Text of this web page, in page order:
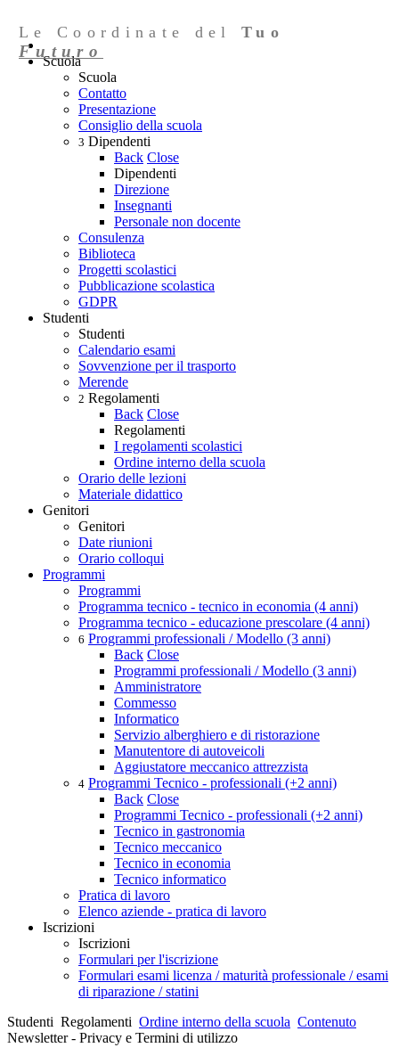
Le Coordinate delTuo
Futuro
Scuola
Scuola
Contatto
Presentazione
Consiglio della scuola
3 Dipendenti
Back Close
Dipendenti
Direzione
Insegnanti
Personale non docente
Consulenza
Biblioteca
Progetti scolastici
Pubblicazione scolastica
GDPR
Studenti
Studenti
Calendario esami
Sovvenzione per il trasporto
Merende
2 Regolamenti
Back Close
Regolamenti
I regolamenti scolastici
Ordine interno della scuola
Orario delle lezioni
Materiale didattico
Genitori
Genitori
Date riunioni
Orario colloqui
Programmi
Programmi
Programma tecnico - tecnico in economia (4 anni)
Programma tecnico - educazione prescolare (4 anni)
6 Programmi professionali / Modello (3 anni)
Back Close
Programmi professionali / Modello (3 anni)
Amministratore
Commesso
Informatico
Servizio alberghiero e di ristorazione
Manutentore di autoveicoli
Aggiustatore meccanico attrezzista
4 Programmi Tecnico - professionali (+2 anni)
Back Close
Programmi Tecnico - professionali (+2 anni)
Tecnico in gastronomia
Tecnico meccanico
Tecnico in economia
Tecnico informatico
Pratica di lavoro
Elenco aziende - pratica di lavoro
Iscrizioni
Iscrizioni
Formulari per l'iscrizione
Formulari esami licenza / maturità professionale / esami
di riparazione / statini
Studenti Regolamenti Ordine interno della scuola Contenuto
Newsletter - Privacy e Termini di utilizzo